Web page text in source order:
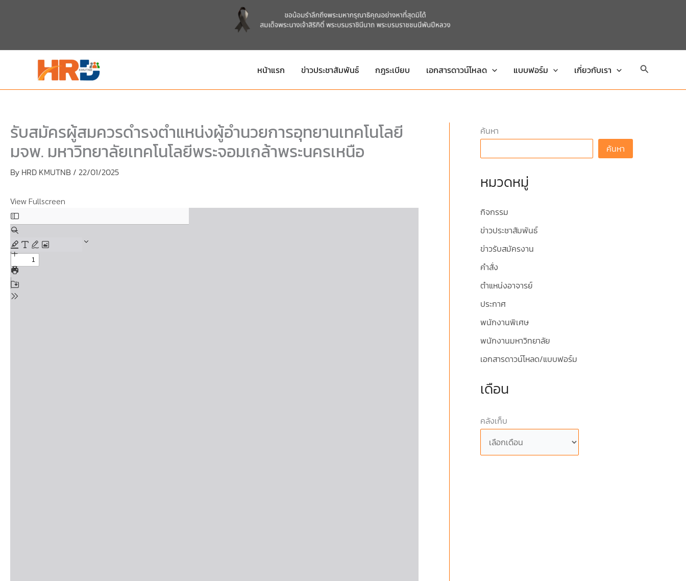
หน้าแรก ข่าวประชาสัมพันธ์ กฎระเบียบ เอกสารดาวน์โหลด แบบฟอร์ม เกี่ยวกับเรา Search
รับสมัครผู้สมควรดำรงตำแหน่งผู้อำนวยการอุทยานเทคโนโลยี
มจพ. มหาวิทยาลัยเทคโนโลยีพระจอมเกล้าพระนครเหนือ
By HRD KMUTNB / 22/01/2025
View Fullscreen
ค้นหา
ค้นหา
หมวดหมู่
กิจกรรม
ข่าวประชาสัมพันธ์
ข่าวรับสมัครงาน
คำสั่ง
ตำแหน่งอาจารย์
ประกาศ
พนักงานพิเศษ
พนักงานมหาวิทยาลัย
เอกสารดาวน์โหลด/แบบฟอร์ม
เดือน
คลังเก็บ